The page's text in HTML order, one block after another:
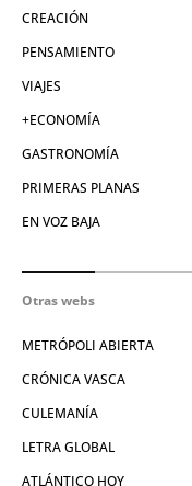
CREACIÓN
PENSAMIENTO
VIAJES
+ECONOMÍA
GASTRONOMÍA
PRIMERAS PLANAS
EN VOZ BAJA
Otras webs
METRÓPOLI ABIERTA
CRÓNICA VASCA
CULEMANÍA
LETRA GLOBAL
ATLÁNTICO HOY